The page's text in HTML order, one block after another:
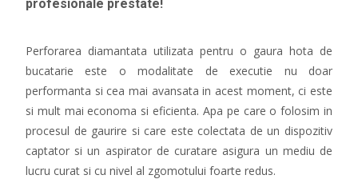
profesionale prestate!
Perforarea diamantata utilizata pentru o gaura hota de
bucatarie este o modalitate de executie nu doar
performanta si cea mai avansata in acest moment, ci este
si mult mai economa si eficienta. Apa pe care o folosim in
procesul de gaurire si care este colectata de un dispozitiv
captator si un aspirator de curatare asigura un mediu de
lucru curat si cu nivel al zgomotului foarte redus.